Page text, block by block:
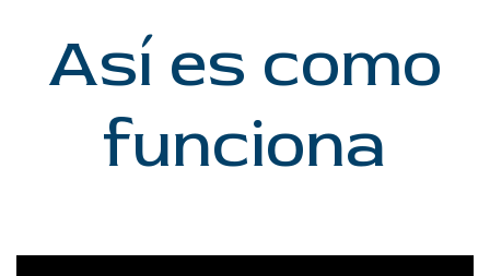
Así es como
funciona